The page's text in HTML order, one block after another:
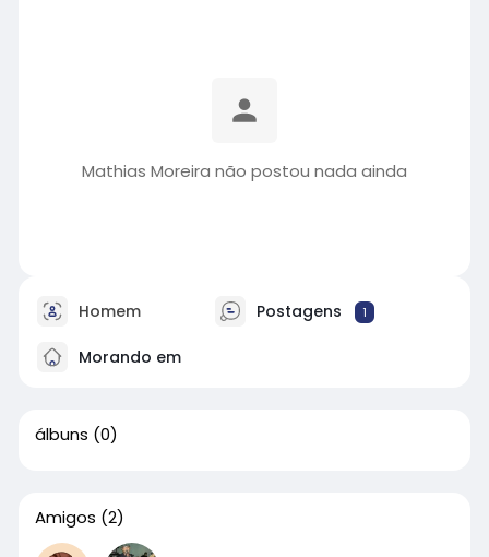
Mathias Moreira não postou nada ainda
Homem Postagens 1
Morando em
álbuns (0)
Amigos (2)